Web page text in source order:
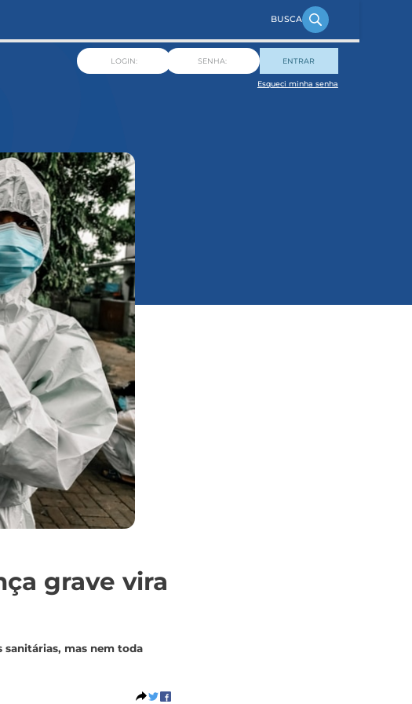
ENTRAR
Esqueci minha senha
grave vira
sanitárias, mas nem toda